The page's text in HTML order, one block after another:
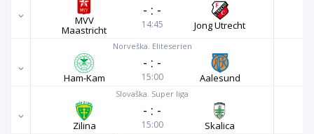
MVV
Maastricht
- : -
14:45 Jong Utrecht
Norveška. Eliteserien
Ham-Kam
- : -
15:00 Aalesund
Slovaška. Super liga
Zilina
- : -
15:00 Skalica